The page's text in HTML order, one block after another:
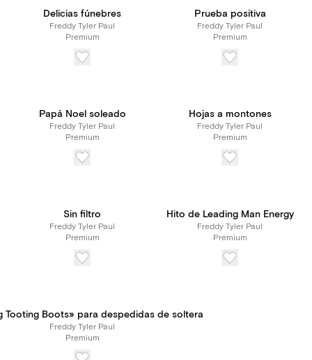
Delicias fúnebres
Freddy Tyler Paul
Premium
Prueba positiva
Freddy Tyler Paul
Premium
Papá Noel soleado
Freddy Tyler Paul
Premium
Hojas a montones
Freddy Tyler Paul
Premium
Sin filtro
Freddy Tyler Paul
Premium
Hito de Leading Man Energy
Freddy Tyler Paul
Premium
Tooting Boots» para despedidas de soltera
Freddy Tyler Paul
Premium